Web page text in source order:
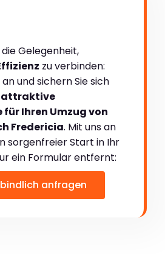
Gelegenheit,
zu verbinden:
und sichern Sie sich
attraktive
Ihren Umzug von
Fredericia. Mit uns an
sorgenfreier Start in Ihr
ein Formular entfernt:
anfragen